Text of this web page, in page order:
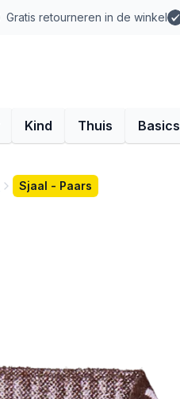
Gratis retourneren in de winkel
Kind Thuis Basics
Sjaal - Paars